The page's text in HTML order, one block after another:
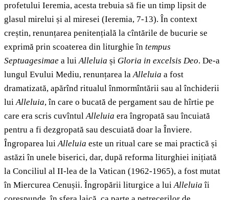
profetului Ieremia, acesta trebuia să fie un timp lipsit de
glasul mirelui și al miresei (Ieremia, 7-13). În context
creștin, renunțarea penitențială la cîntările de bucurie se
exprimă prin scoaterea din liturghie în tempus
Septuagesimae a luiAlleluia și Gloria in excelsis Deo. De-a
lungul Evului Mediu, renunțarea laAlleluia a fost
dramatizată, apărînd ritualul înmormîntării sau al închiderii
luiAlleluia, în care o bucată de pergament sau de hîrtie pe
care era scris cuvîntulAlleluia era îngropată sau încuiată
pentru a fi dezgropată sau descuiată doar la Înviere.
Îngroparea luiAlleluia este un ritual care se mai practică și
astăzi în unele biserici, dar, după reforma liturghiei inițiată
la Conciliul al II-lea de la Vatican (1962-1965), a fost mutat
în Miercurea Cenușii. Îngropării liturgice a luiAlleluiaîi